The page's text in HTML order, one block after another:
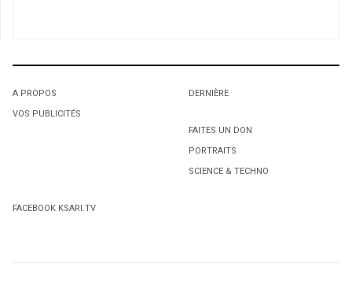
Fayza Abdallaoui ou le combat des femmes
L'octroi accidentel du Gant Court.
L'octroi accidentel du Gant Court.
A PROPOS
VOS PUBLICITÉS
DERNIÈRE
FAITES UN DON
PORTRAITS
SCIENCE & TECHNO
FACEBOOK KSARI.TV